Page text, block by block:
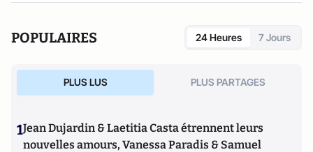
POPULAIRES 24 Heures 7 Jours
PLUS LUS PLUS PARTAGES
1Jean Dujardin & Laetitia Casta étrennent leurs
nouvelles amours, Vanessa Paradis & Samuel